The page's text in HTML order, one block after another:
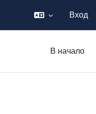
Вход
В начало